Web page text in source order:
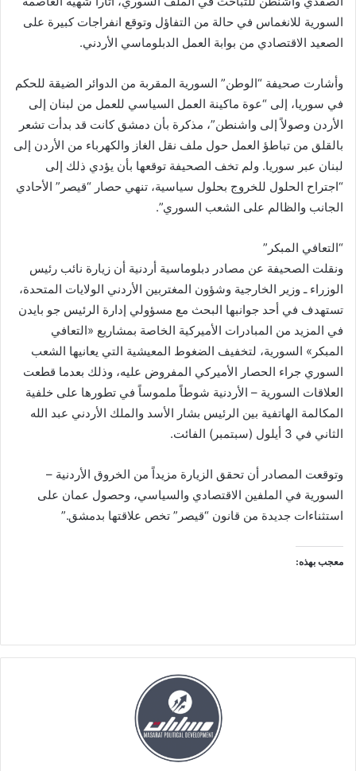
السورية للانغماس في حالة من التفاؤل وتوقع انفراجات كبيرة على
الصعيد الاقتصادي من بوابة العمل الدبلوماسي الأردني.
وأشارت صحيفة “الوطن” السورية المقربة من الدوائر الضيقة للحكم
في سوريا، إلى “عوة ماكينة العمل السياسي للعمل من لبنان إلى
الأردن وصولاً إلى واشنطن”، مذكرة بأن دمشق كانت قد بدأت تشعر
بالقلق من تباطؤ العمل حول ملف نقل الغاز والكهرباء من الأردن إلى
لبنان عبر سوريا. ولم تخف الصحيفة توقعها بأن يؤدي ذلك إلى
“اجتراح الحلول للخروج بحلول سياسية، تنهي حصار “قيصر” الأحادي
الجانب والظالم على الشعب السوري”.
“التعافي المبكر”
ونقلت الصحيفة عن مصادر دبلوماسية أردنية أن زيارة نائب رئيس
الوزراء ـ وزير الخارجية وشؤون المغتربين الأردني الولايات المتحدة،
تستهدف في أحد جوانبها البحث مع مسؤولي إدارة الرئيس جو بايدن
في المزيد من المبادرات الأميركية الخاصة بمشاريع «التعافي
المبكر» السورية، لتخفيف الضغوط المعيشية التي يعانيها الشعب
السوري جراء الحصار الأميركي المفروض عليه، وذلك بعدما قطعت
العلاقات السورية – الأردنية شوطاً ملموساً في تطورها على خلفية
المكالمة الهاتفية بين الرئيس بشار الأسد والملك الأردني عبد الله
الثاني في 3 أيلول (سبتمبر) الفائت.
وتوقعت المصادر أن تحقق الزيارة مزيداً من الخروق الأردنية –
السورية في الملفين الاقتصادي والسياسي، وحصول عمان على
استثناءات جديدة من قانون “قيصر” تخص علاقتها بدمشق.”
معجب بهذه: